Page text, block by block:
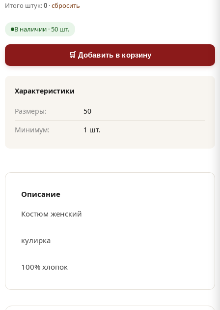
Итого штук:0 ·сбросить
В наличии · 50 шт.
🛒 Добавить в корзину
Характеристики
Размеры:
50
Минимум:
1 шт.
Описание
Костюм женский
кулирка
100% хлопок